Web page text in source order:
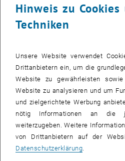
Felder, das Theorie und
explodieren förmlich. Die Suche nach
Helfen sollen hier neue Verfahren, die
modernster Computer voll auslasten
"Rechnerfarmen" benötigen. Ein
"Random Forests" oder Zufallswälder,
Ergebnissen gelangen.
Wien hat sich in den vergangenen
führenden Kompetenzzentren des
entwickelt. Vom 20. bis 22. März
Hinweis zu Cookies
Techniken
Unsere Website verwendet
Drittanbietern ein, um die
Website zu gewährleisten
Website zu analysieren und um
und zielgerichtete Werbung
nötig Informationen an die
weiterzugeben. Weitere
von Drittanbietern auf der
Datenschutzerklärung